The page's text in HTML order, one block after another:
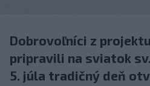
Dobrovoľníci z
pripravili na sviatok
5. júla tradičný deň